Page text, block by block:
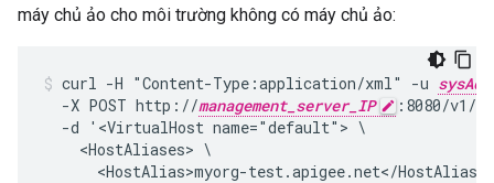
máy chủ ảo cho môi trường không có máy chủ ảo:
curl -H "Content-Type:application/xml" -u
  -X POST http://
management_server_IP
:8080/v1/
  -d '<VirtualHost name="default"> \
    <HostAliases> \
<HostAlias>myorg-test.apigee.net</HostAlias>